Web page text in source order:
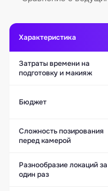
Характеристика
Затраты времени на
подготовку и макияж
Бюджет
Сложность позирования
перед камерой
Разнообразие локаций за
один раз